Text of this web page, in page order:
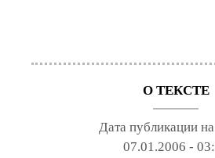
О ТЕКСТЕ
Дата публикации
07.01.2006 -